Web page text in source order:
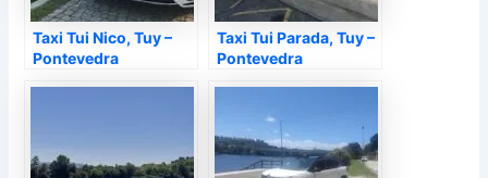
Taxi Tui Nico, Tuy –
Pontevedra
Taxi Tui Parada, Tuy –
Pontevedra